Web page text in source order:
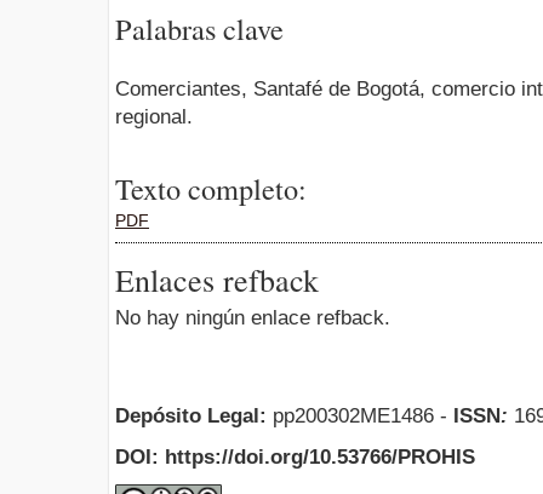
Palabras clave
Comerciantes, Santafé de Bogotá, comercio
regional.
Texto completo:
PDF
Enlaces refback
No hay ningún enlace refback.
Depósito Legal: pp200302ME1486 - ISSN:
DOI: https://doi.org/10.53766/PROHIS